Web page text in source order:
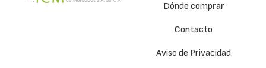
Dónde comprar
Contacto
Aviso de Privacidad